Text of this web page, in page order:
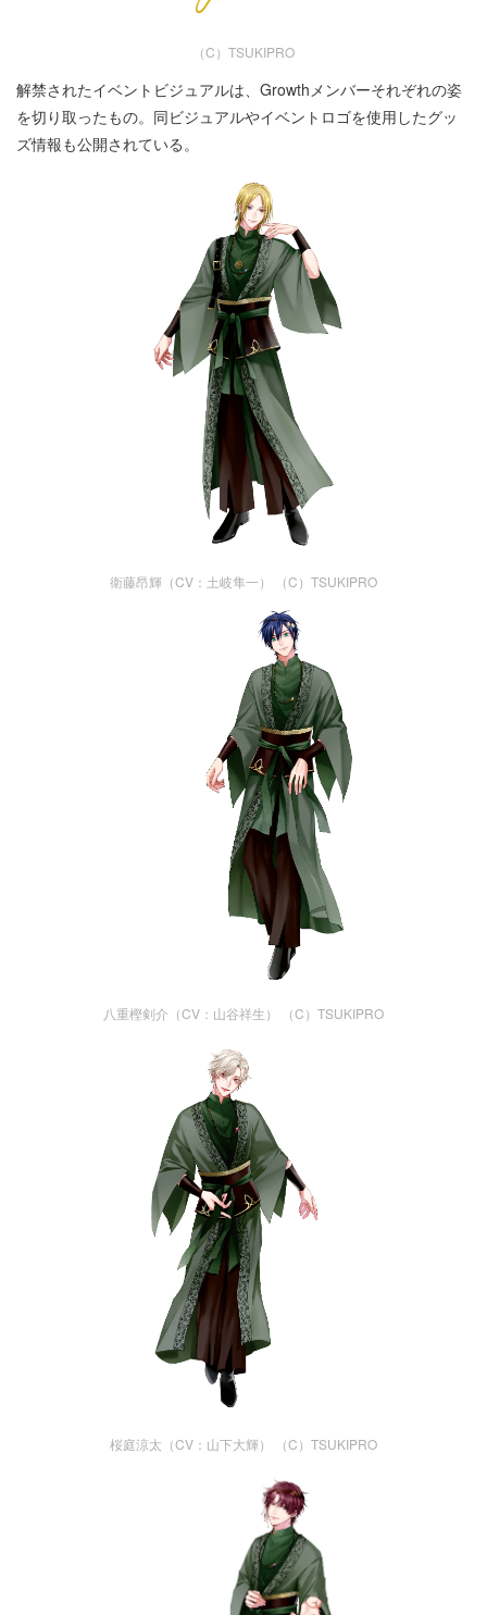
（C）TSUKIPRO
解禁されたイベントビジュアルは、Growthメンバーそれぞれの姿
を切り取ったもの。同ビジュアルやイベントロゴを使用したグッ
ズ情報も公開されている。
衛藤昂輝（CV：土岐隼一） （C）TSUKIPRO
八重樫剣介（CV：山谷祥生） （C）TSUKIPRO
桜庭涼太（CV：山下大輝） （C）TSUKIPRO